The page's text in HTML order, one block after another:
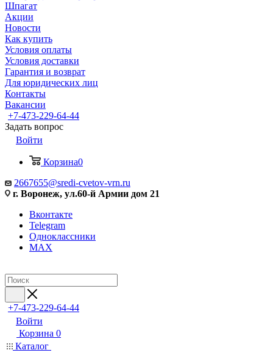
Шпагат
Акции
Новости
Как купить
Условия оплаты
Условия доставки
Гарантия и возврат
Для юридических лиц
Контакты
Вакансии
+7-473-229-64-44
Задать вопрос
Войти
Корзина0
2667655@sredi-cvetov-vrn.ru
г. Воронеж, ул.60-й Армии дом 21
Вконтакте
Telegram
Одноклассники
MAX
+7-473-229-64-44
Войти
Корзина 0
Каталог